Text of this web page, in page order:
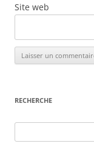
Site web
RECHERCHE